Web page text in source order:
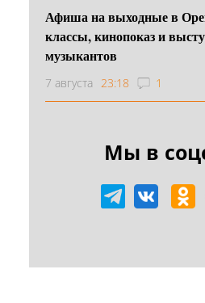
Афиша на выходные в
классы, кинопоказ и
музыкантов
7 августа 23:18 1
Мы в